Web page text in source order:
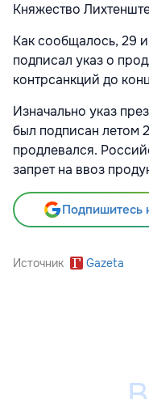
Княжество
Как сообщалось, 29
подписал указ о
контрсанкций до
Изначально указ
был подписан летом
продлевался.
запрет на ввоз
Подпишитесь
Источник Gazeta